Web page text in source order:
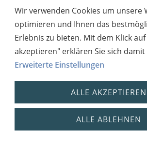
Impressum
Wir verwenden Cookies um unsere
optimieren und Ihnen das
Erlebnis zu bieten. Mit dem Klick
akzeptieren" erklären Sie sich
Erweiterte Einstellungen
ALLE AKZEPTIEREN
ALLE ABLEHNEN